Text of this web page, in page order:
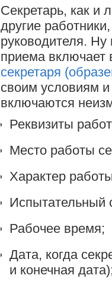
Секретарь, как и
другие
руководителя. Ну
приема
секретаря
своим условиям и
включаются
Реквизиты
Место работы
Характер
Испытательный
Рабочее время;
Дата, когда
и конечная